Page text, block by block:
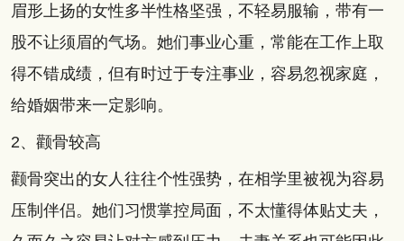
眉形上扬的女性多半性格坚强，不轻易服输，带有一
股不让须眉的气场。她们事业心重，常能在工作上取
得不错成绩，但有时过于专注事业，容易忽视家庭，
给婚姻带来一定影响。
2、颧骨较高
颧骨突出的女人往往个性强势，在相学里被视为容易
压制伴侣。她们习惯掌控局面，不太懂得体贴丈夫，